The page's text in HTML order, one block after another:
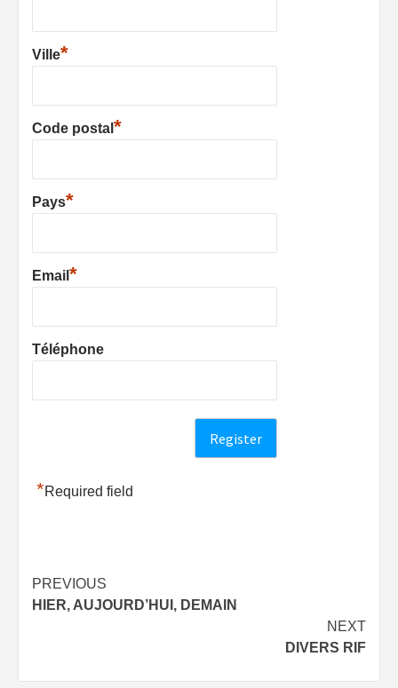
Ville*
Code postal *
Pays*
Email *
Téléphone
*Required field
Post
navigation
PREVIOUS
HIER, AUJOURD’HUI, DEMAIN
NEXT
DIVERS RIF